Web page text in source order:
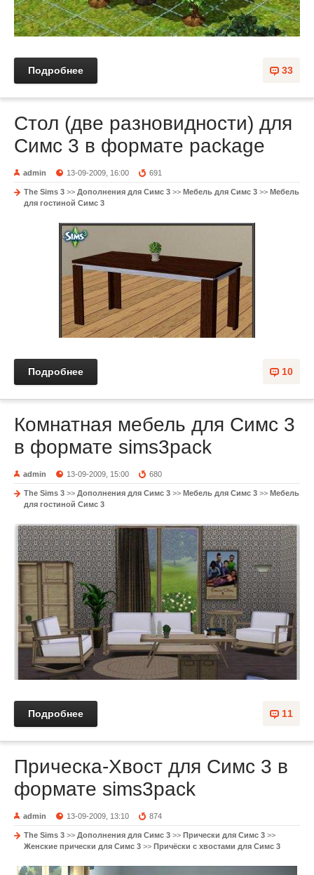
33
Подробнее
Стол (две разновидности) для
Симс 3 в формате package
admin 13-09-2009, 16:00 691
The Sims 3 >> Дополнения для Симс 3 >> Мебель для Симс 3 >> Мебель
для гостиной Симс 3
10
Подробнее
Комнатная мебель для Симс 3
в формате sims3pack
admin 13-09-2009, 15:00 680
The Sims 3 >> Дополнения для Симс 3 >> Мебель для Симс 3 >> Мебель
для гостиной Симс 3
11
Подробнее
Прическа-Хвост для Симс 3 в
формате sims3pack
admin 13-09-2009, 13:10 874
The Sims 3 >> Дополнения для Симс 3 >> Прически для Симс 3 >>
Женские прически для Симс 3 >> Причёски с хвостами для Симс 3